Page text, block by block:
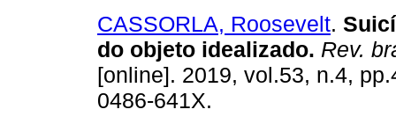
CASSORLA, Roosevelt.
do objeto idealizado. Rev.
[online]. 2019, vol.53, n.4,
0486-641X.